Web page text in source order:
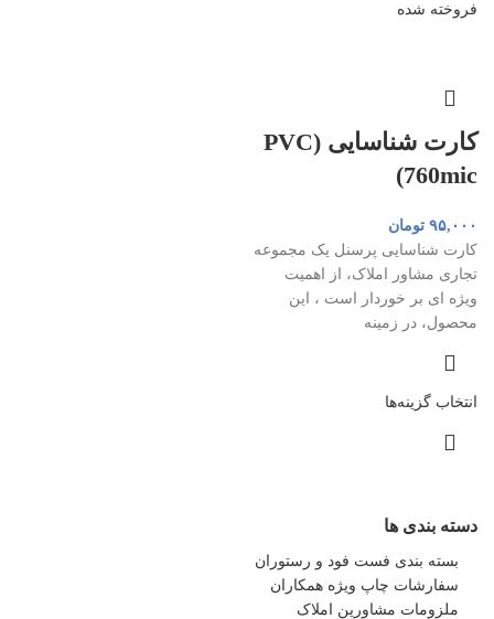
دسته بندی ها
بسته بندی فست فود و رستوران
سفارشات چاپ ویژه همکاران
ملزومات مشاورین املاک
فروخته شده
کارت شناسایی (PVC
760mic)
۹۵,۰۰۰ تومان
کارت شناسایی پرسنل یک مجموعه
تجاری مشاور املاک، از اهمیت
ویژه ای بر خوردار است ، این
محصول، در زمینه
انتخاب گزینه‌ها